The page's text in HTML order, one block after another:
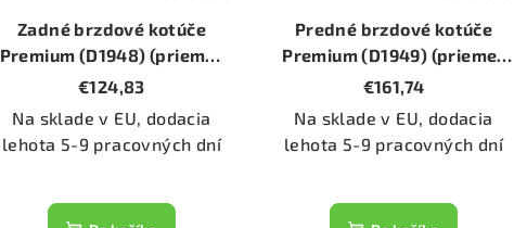
Zadné brzdové kotúče
Premium (D1948) (priemer
262mm)
€124,83
Na sklade v EU, dodacia
lehota 5-9 pracovných dní
Predné brzdové kotúče
Premium (D1949) (priemer
256mm)
€161,74
Na sklade v EU, dodacia
lehota 5-9 pracovných dní